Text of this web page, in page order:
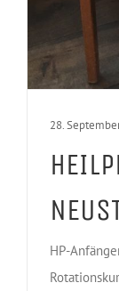
28.
HP-